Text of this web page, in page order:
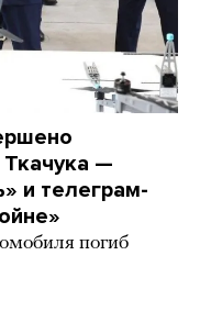
—
и телеграм-
погиб